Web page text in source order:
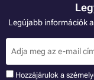
Legújabb információk
Hozzájárulok a